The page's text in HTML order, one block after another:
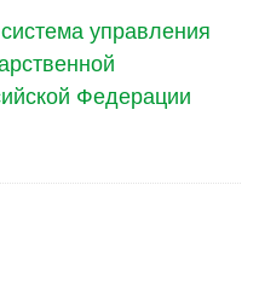
управления
Федерации